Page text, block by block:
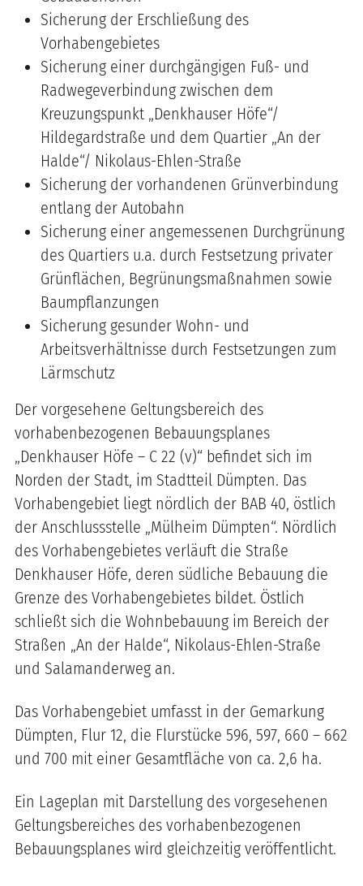
Sicherung der Erschließung des
Vorhabengebietes
Sicherung einer durchgängigen Fuß- und
Radwegeverbindung zwischen dem
Kreuzungspunkt „Denkhauser Höfe“/
Hildegardstraße und dem Quartier „An der
Halde“/ Nikolaus-Ehlen-Straße
Sicherung der vorhandenen Grünverbindung
entlang der Autobahn
Sicherung einer angemessenen Durchgrünung
des Quartiers u.a. durch Festsetzung privater
Grünflächen, Begrünungsmaßnahmen sowie
Baumpflanzungen
Sicherung gesunder Wohn- und
Arbeitsverhältnisse durch Festsetzungen zum
Lärmschutz
Der vorgesehene Geltungsbereich des
vorhabenbezogenen Bebauungsplanes
„Denkhauser Höfe – C 22 (v)“ befindet sich im
Norden der Stadt, im Stadtteil Dümpten. Das
Vorhabengebiet liegt nördlich der BAB 40, östlich
der Anschlussstelle „Mülheim Dümpten“. Nördlich
des Vorhabengebietes verläuft die Straße
Denkhauser Höfe, deren südliche Bebauung die
Grenze des Vorhabengebietes bildet. Östlich
schließt sich die Wohnbebauung im Bereich der
Straßen „An der Halde“, Nikolaus-Ehlen-Straße
und Salamanderweg an.
Das Vorhabengebiet umfasst in der Gemarkung
Dümpten, Flur 12, die Flurstücke 596, 597, 660 – 662
und 700 mit einer Gesamtfläche von ca. 2,6 ha.
Ein Lageplan mit Darstellung des vorgesehenen
Geltungsbereiches des vorhabenbezogenen
Bebauungsplanes wird gleichzeitig veröffentlicht.